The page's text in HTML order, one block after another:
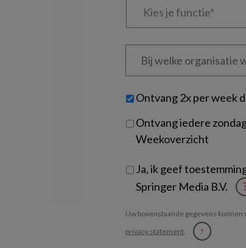
Bij
welke
je?
Untitled
Ontvang 2x per week
Ontvang iedere
Weekoverzicht
Ja, ik geef
Springer Media B.V.
Uw bovenstaande gegevens
privacy statement. ?